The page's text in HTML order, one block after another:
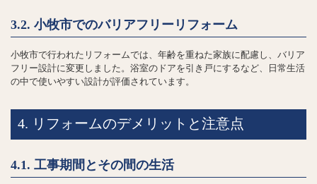
3.2. 小牧市でのバリアフリーリフォーム
小牧市で行われたリフォームでは、年齢を重ねた家族に配慮し、バリア
フリー設計に変更しました。浴室のドアを引き戸にするなど、日常生活
の中で使いやすい設計が評価されています。
4. リフォームのデメリットと注意点
4.1. 工事期間とその間の生活